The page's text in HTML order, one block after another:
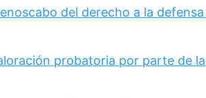
del derecho a la
probatoria por parte de